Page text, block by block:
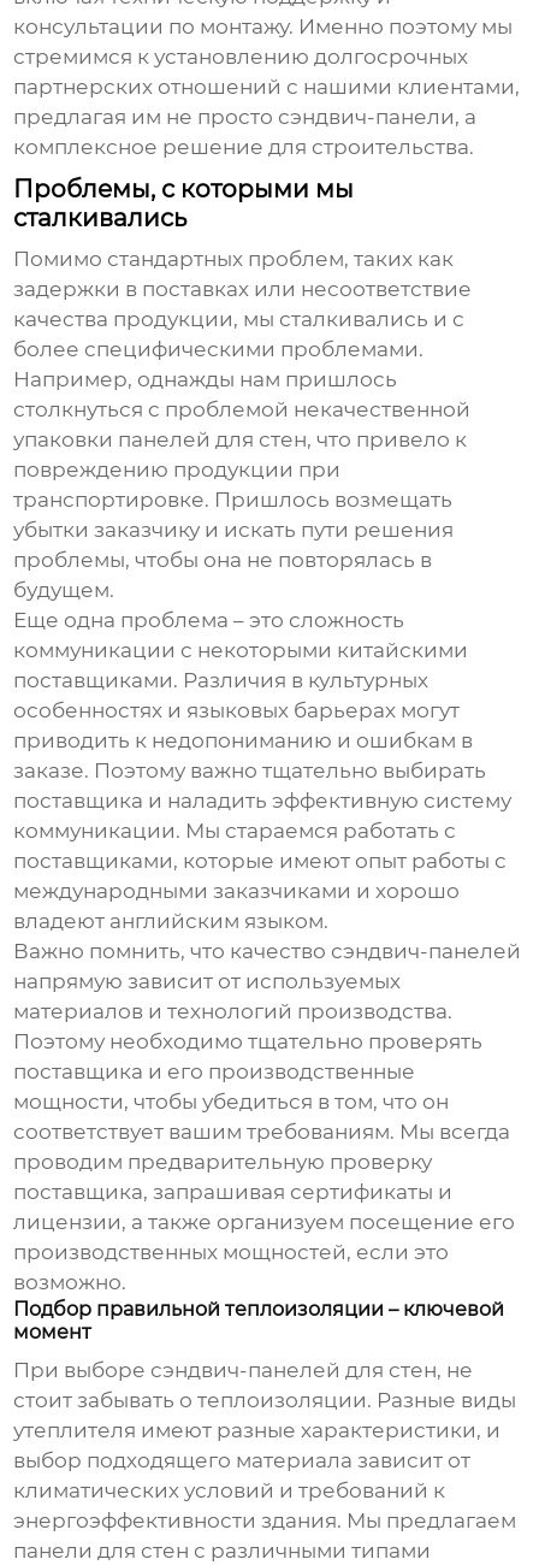
консультации по монтажу. Именно поэтому мы
стремимся к установлению долгосрочных
партнерских отношений с нашими клиентами,
предлагая им не просто сэндвич-панели, а
комплексное решение для строительства.
Проблемы, с которыми мы
сталкивались
Помимо стандартных проблем, таких как
задержки в поставках или несоответствие
качества продукции, мы сталкивались и с
более специфическими проблемами.
Например, однажды нам пришлось
столкнуться с проблемой некачественной
упаковки панелей для стен, что привело к
повреждению продукции при
транспортировке. Пришлось возмещать
убытки заказчику и искать пути решения
проблемы, чтобы она не повторялась в
будущем.
Еще одна проблема – это сложность
коммуникации с некоторыми китайскими
поставщиками. Различия в культурных
особенностях и языковых барьерах могут
приводить к недопониманию и ошибкам в
заказе. Поэтому важно тщательно выбирать
поставщика и наладить эффективную систему
коммуникации. Мы стараемся работать с
поставщиками, которые имеют опыт работы с
международными заказчиками и хорошо
владеют английским языком.
Важно помнить, что качество сэндвич-панелей
напрямую зависит от используемых
материалов и технологий производства.
Поэтому необходимо тщательно проверять
поставщика и его производственные
мощности, чтобы убедиться в том, что он
соответствует вашим требованиям. Мы всегда
проводим предварительную проверку
поставщика, запрашивая сертификаты и
лицензии, а также организуем посещение его
производственных мощностей, если это
возможно.
Подбор правильной теплоизоляции – ключевой
момент
При выборе сэндвич-панелей для стен, не
стоит забывать о теплоизоляции. Разные виды
утеплителя имеют разные характеристики, и
выбор подходящего материала зависит от
климатических условий и требований к
энергоэффективности здания. Мы предлагаем
панели для стен с различными типами